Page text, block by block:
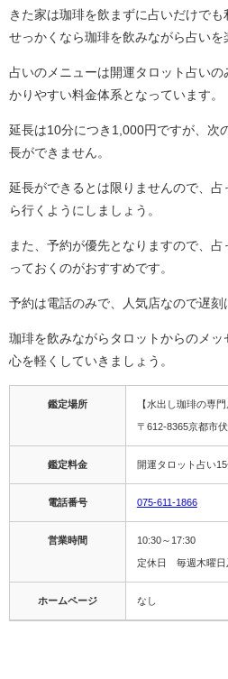
きた家は珈琲を飲まずに占いだけでも
せっかくなら珈琲を飲みながら占いを
占いのメニューは開運タロット占い
かりやすい料金体系となっています。
延長は10分につき1,000円ですが、次
長ができません。
延長ができるとは限りませんので、
ら行くようにしましょう。
また、予約が優先となりますので、
っておくのがおすすめです。
予約は電話のみで、人気店なので遅刻
珈琲を飲みながらタロットからのメ
心を軽くしていきましょう。
鑑定場所 【水出し珈琲の専門
〒612-8365京都市
鑑定料金 開運タロット占い
電話番号 075-611-1866
営業時間 10:30～17:30
定休日 毎週木曜日
ホームページ なし